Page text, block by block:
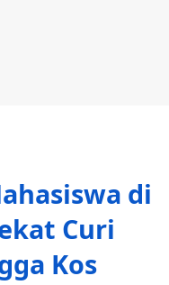
di
Curi
Kos